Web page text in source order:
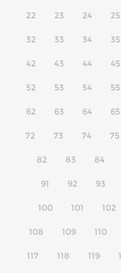
22 23 24 25
32 33 34 35
42 43 44 45
52 53 54 55
62 63 64 65
72 73 74 75
82 83 84
91 92 93
100 101 102
108 109 110
117 118 119